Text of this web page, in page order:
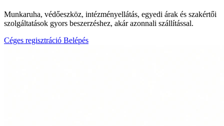
Munkaruha, védőeszköz, intézményellátás, egyedi árak és szakértői
szolgáltatások gyors beszerzéshez, akár azonnali szállítással.
Céges regisztráció Belépés